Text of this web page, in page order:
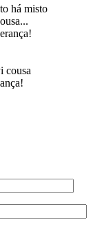
há misto
cousa